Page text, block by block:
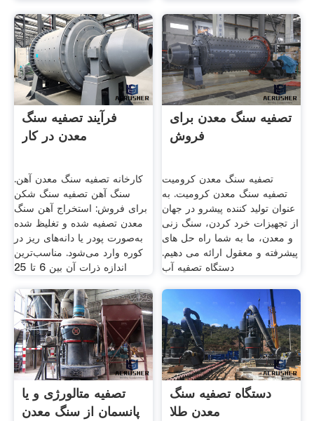
فرآیند تصفیه سنگ
معدن در کار
کارخانه تصفیه سنگ معدن آهن.
سنگ آهن تصفیه سنگ شکن
برای فروش: استخراج آهن سنگ
معدن تصفیه شده و تغلیظ شده
به‌صورت پودر یا دانه‌های ریز در
کوره وارد می‌شود. مناسب‌ترین
اندازه ذرات آن بین 6 تا 25
تصفیه سنگ معدن برای
فروش
تصفیه سنگ معدن کرومیت
تصفیه سنگ معدن کرومیت. به
عنوان تولید کننده پیشرو در جهان
از تجهیزات خرد کردن، سنگ زنی
و معدن، ما به شما راه حل های
پیشرفته و معقول ارائه می دهیم.
دستگاه تصفیه آب
تصفیه متالورژی و یا
پانسمان از سنگ معدن
دستگاه تصفیه سنگ
معدن طلا